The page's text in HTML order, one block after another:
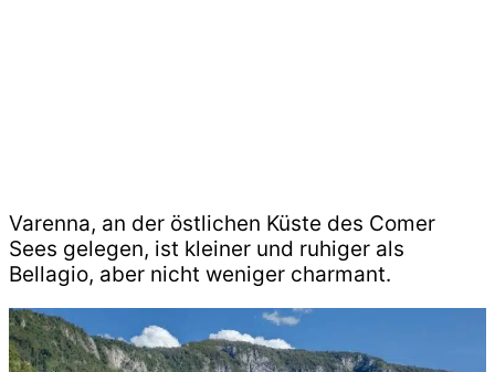
Varenna, an der östlichen Küste des Comer
Sees gelegen, ist kleiner und ruhiger als
Bellagio, aber nicht weniger charmant.